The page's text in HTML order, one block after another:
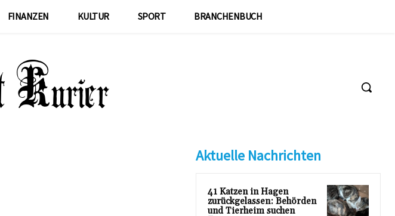
FINANZEN KULTUR SPORT BRANCHENBUCH
Aktuelle Nachrichten
41 Katzen in Hagen
zurückgelassen: Behörden
und Tierheim suchen